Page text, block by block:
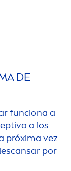
DE
funciona a
a los
próxima vez
por